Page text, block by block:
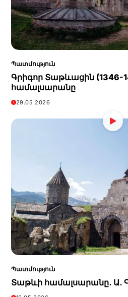
Պատմություն
Գրիգոր Տաթևացին (1346-
համալսարանը
29.05.2026
Պատմություն
Տաթևի համալսարանը․ Ա․